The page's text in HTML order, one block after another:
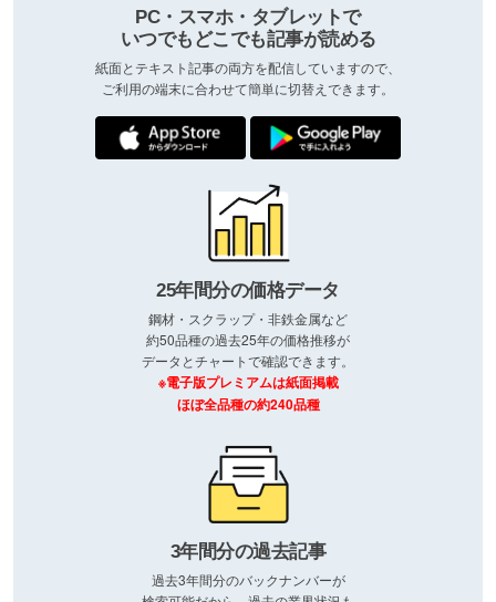
PC・スマホ・タブレットで
いつでもどこでも記事が読める
紙面とテキスト記事の両方を配信していますので、
ご利用の端末に合わせて簡単に切替えできます。
25年間分の価格データ
鋼材・スクラップ・非鉄金属など
約50品種の過去25年の価格推移が
データとチャートで確認できます。
※電子版プレミアムは紙面掲載
ほぼ全品種の約240品種
3年間分の過去記事
過去3年間分のバックナンバーが